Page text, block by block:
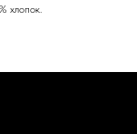
хлопок.